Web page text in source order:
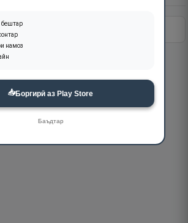
бештар
намоз
📥Боргирӣ аз Play Store
Баъдтар